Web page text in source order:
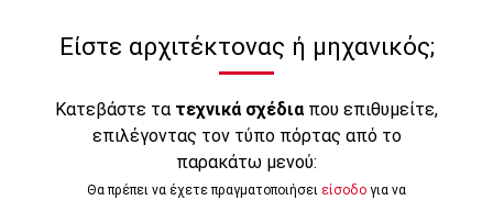
Είστε αρχιτέκτονας ή μηχανικός;
Κατεβάστε τα τεχνικά σχέδιαπου επιθυμείτε,
επιλέγοντας τον τύπο πόρτας από το
παρακάτω μενού:
Θα πρέπει να έχετε πραγματοποιήσει είσοδο για να